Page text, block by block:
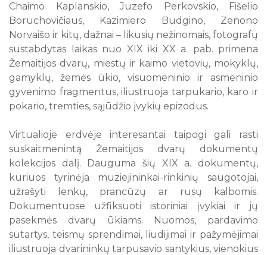
Chaimo Kaplanskio, Juzefo Perkovskio, Fišelio
Boruchovičiaus, Kazimiero Budgino, Zenono
Norvaišo ir kitų, dažnai – likusių nežinomais, fotografų
sustabdytas laikas nuo XIX iki XX a. pab. primena
Žemaitijos dvarų, miestų ir kaimo vietovių, mokyklų,
gamyklų, žemės ūkio, visuomeninio ir asmeninio
gyvenimo fragmentus, iliustruoja tarpukario, karo ir
pokario, tremties, sąjūdžio įvykių epizodus.
Virtualioje erdvėje interesantai taipogi gali rasti
suskaitmenintą Žemaitijos dvarų dokumentų
kolekcijos dalį. Dauguma šių XIX a. dokumentų,
kuriuos tyrinėja muziejininkai-rinkinių saugotojai,
užrašyti lenkų, prancūzų ar rusų kalbomis.
Dokumentuose užfiksuoti istoriniai įvykiai ir jų
pasekmės dvarų ūkiams. Nuomos, pardavimo
sutartys, teismų sprendimai, liudijimai ir pažymėjimai
iliustruoja dvarininkų tarpusavio santykius, vienokius